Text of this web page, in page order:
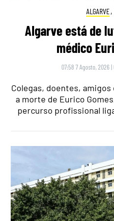
ALGARVE,
Algarve está de
médico
07:58 7 Agosto, 2026 |
Colegas, doentes,
a morte de Eurico
percurso profissional